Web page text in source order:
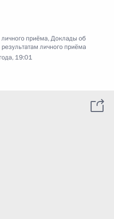
личного приёма,Доклады об
личного приёма
19:01